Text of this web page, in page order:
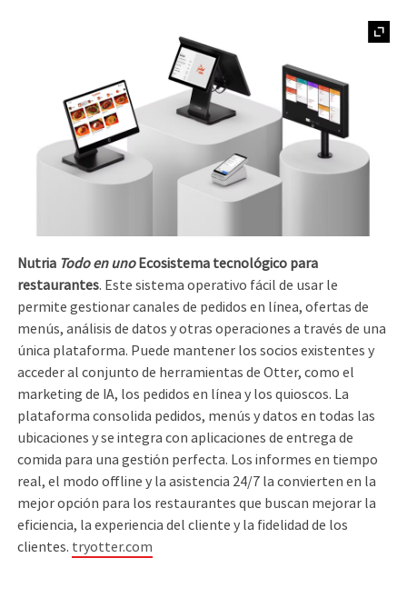
Nutria Todo en unoEcosistema tecnológico para
restaurantes. Este sistema operativo fácil de usar le
permite gestionar canales de pedidos en línea, ofertas de
menús, análisis de datos y otras operaciones a través de una
única plataforma. Puede mantener los socios existentes y
acceder al conjunto de herramientas de Otter, como el
marketing de IA, los pedidos en línea y los quioscos. La
plataforma consolida pedidos, menús y datos en todas las
ubicaciones y se integra con aplicaciones de entrega de
comida para una gestión perfecta. Los informes en tiempo
real, el modo offline y la asistencia 24/7 la convierten en la
mejor opción para los restaurantes que buscan mejorar la
eficiencia, la experiencia del cliente y la fidelidad de los
clientes. tryotter.com